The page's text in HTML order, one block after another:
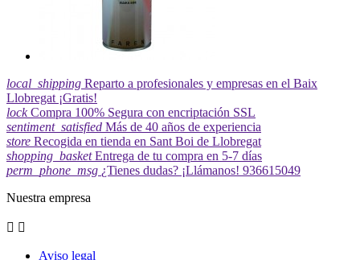
local_shipping Reparto a profesionales y empresas en el Baix
Llobregat ¡Gratis!
lock Compra 100% Segura con encriptación SSL
sentiment_satisfied Más de 40 años de experiencia
store Recogida en tienda en Sant Boi de Llobregat
shopping_basket Entrega de tu compra en 5-7 días
perm_phone_msg ¿Tienes dudas? ¡Llámanos! 936615049
Nuestra empresa
 
Aviso legal